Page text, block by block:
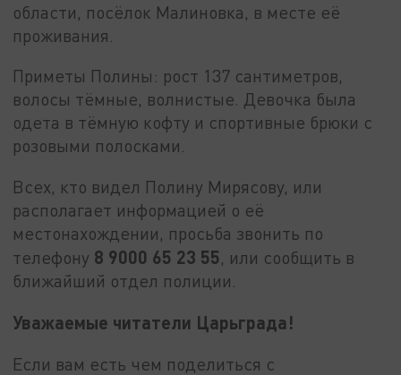
области, посёлок Малиновка, в месте её
проживания.
Приметы Полины: рост 137 сантиметров,
волосы тёмные, волнистые. Девочка была
одета в тёмную кофту и спортивные брюки с
розовыми полосками.
Всех, кто видел Полину Мирясову, или
располагает информацией о её
местонахождении, просьба звонить по
телефону 8 9000 65 23 55, или сообщить в
ближайший отдел полиции.
Уважаемые читатели Царьграда!
Если вам есть чем поделиться с